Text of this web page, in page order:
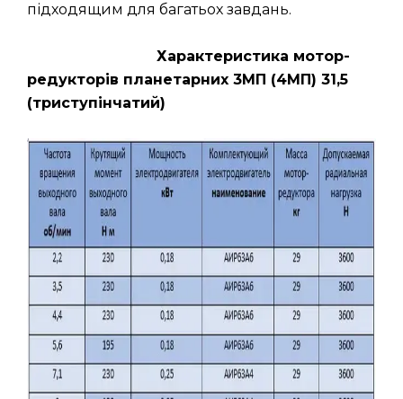
підходящим для багатьох завдань.
Характеристика мотор-
редукторів планетарних 3МП (4МП) 31,5
(триступінчатий)